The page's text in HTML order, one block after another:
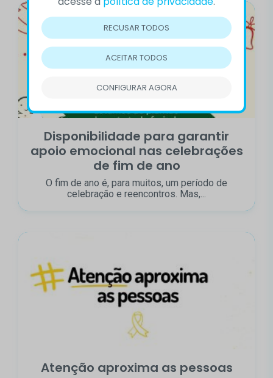
Disponibilidade para garantir
apoio emocional nas celebrações
de fim de ano
O fim de ano é, para muitos, um período de
celebração e reencontros. Mas,...
Atenção aproxima as pessoas
RECUSAR TODOS
ACEITAR TODOS
CONFIGURAR AGORA